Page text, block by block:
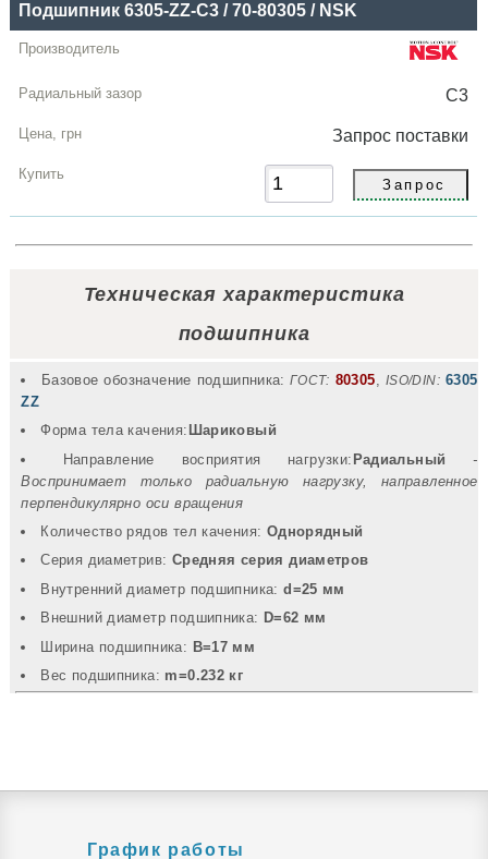
Подшипник 6305-ZZ-C3 / 70-80305 / NSK
C3
Запрос поставки
Техническая характеристика
подшипника
Базовое обозначение подшипника: ГОСТ: 80305 ISO/DIN: 6305
ZZ
Форма тела качения: Шариковый
Направление восприятия нагрузки: Радиальный
-
Воспринимает только радиальную нагрузку, направленное
перпендикулярно оси вращения
Количество рядов тел качения: Однорядный
Серия диаметрив: Средняя серия диаметров
Внутренний диаметр подшипника:d=25 мм
Внешний диаметр подшипника: D=62 мм
Ширина подшипника: B=17 мм
Вec подшипника: m=0.232 кг
График работы